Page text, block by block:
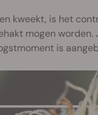
kweekt, is het
mogen
is